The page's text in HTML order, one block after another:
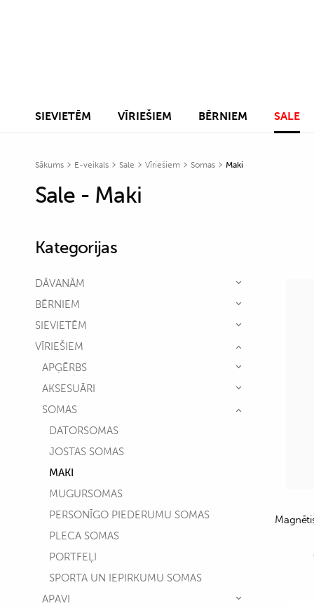
SIEVIETĒM VĪRIEŠIEM BĒRNIEM SALE
Sākums E-veikals Sale Vīriešiem Somas Maki
Sale - Maki
Kategorijas
DĀVANĀM
BĒRNIEM
SIEVIETĒM
VĪRIEŠIEM
APĢĒRBS
AKSESUĀRI
SOMAS
DATORSOMAS
JOSTAS SOMAS
MAKI
MUGURSOMAS
PERSONĪGO PIEDERUMU SOMAS
PLECA SOMAS
PORTFEĻI
SPORTA UN IEPIRKUMU SOMAS
APAVI